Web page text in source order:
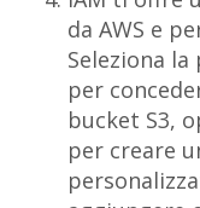
da AWS e
Seleziona la
per
bucket S3,
per creare